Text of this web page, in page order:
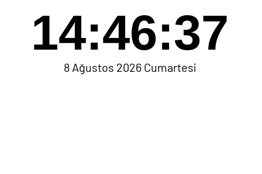
14:46:37
8 Ağustos 2026 Cumartesi